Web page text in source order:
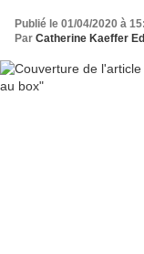
Publié le 01/04/2020 à
Par Catherine Kaeffer